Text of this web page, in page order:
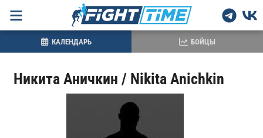
Никита Аничкин / Nikita Anichkin
КАЛЕНДАРЬ БОЙЦЫ